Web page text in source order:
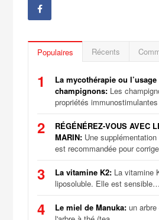
Populaires Récents
1
La mycothérapie ou
champignons: Les
propriétés
2
RÉGÉNÉREZ-VOUS AVEC
MARIN: Une
est recommandée pour
3 La vitamine K2: La vitamine
liposoluble. Elle est sensible…
4 Le miel de Manuka: un